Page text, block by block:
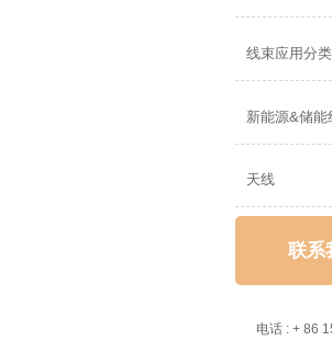
线束应用分类
新能源&储能
天线
联系